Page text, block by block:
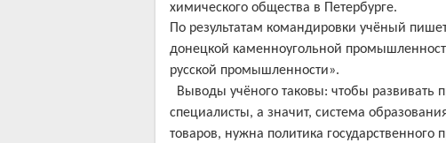
химического общества в Петербурге.
По результатам командировки учёный
донецкой каменноугольной
русской промышленности».
Выводы учёного таковы: чтобы развивать
специалисты, а значит, система
товаров, нужна политика